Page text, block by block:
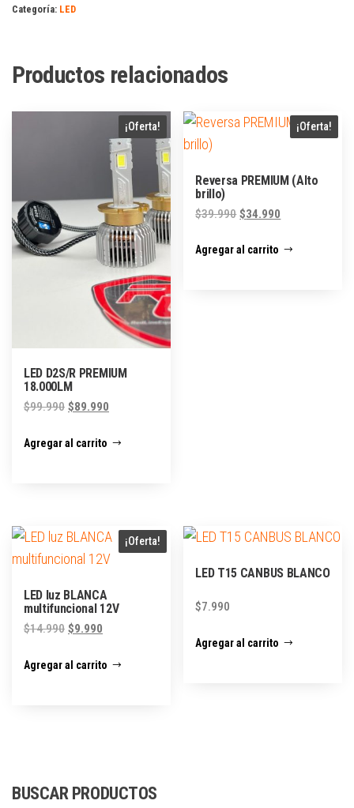
Categoría: LED
Productos relacionados
¡Oferta!
LED D2S/R PREMIUM
18.000LM
$99.990 $89.990
Agregar al carrito
¡Oferta!
Reversa PREMIUM (Alto
brillo)
$39.990 $34.990
Agregar al carrito
¡Oferta!
LED luz BLANCA
multifuncional 12V
$14.990 $9.990
Agregar al carrito
LED T15 CANBUS BLANCO
$7.990
Agregar al carrito
BUSCAR PRODUCTOS